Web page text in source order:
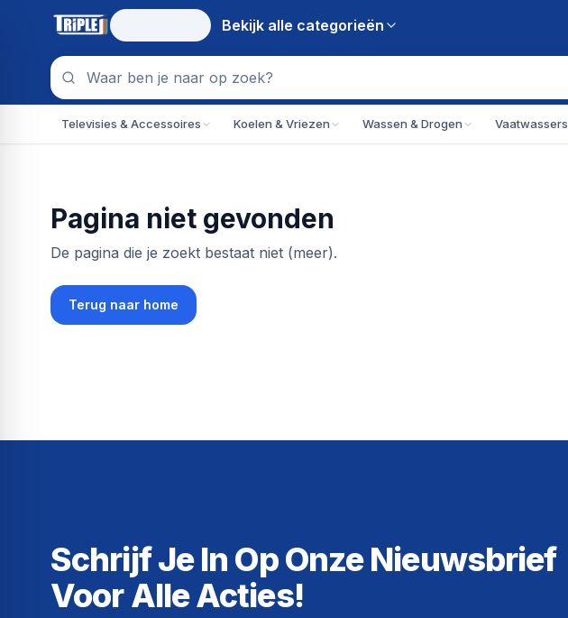
Bekijk alle categorieën
Televisies & Accessoires Koelen & Vriezen Wassen & Drogen Vaatwassers
Pagina niet gevonden
De pagina die je zoekt bestaat niet (meer).
Terug naar home
Schrijf Je In Op Onze Nieuwsbrief
Voor Alle Acties!